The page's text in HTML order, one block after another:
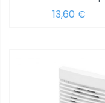
13,60 €